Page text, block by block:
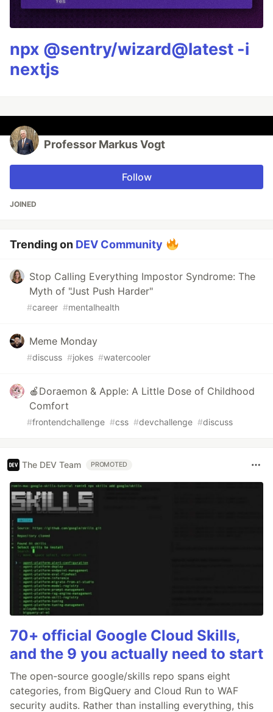
npx @sentry/wizard@latest -i
nextjs
Professor Markus Vogt
Follow
JOINED
Trending on DEV Community
Stop Calling Everything Impostor Syndrome: The
Myth of "Just Push Harder"
#career #mentalhealth
Meme Monday
#discuss #jokes #watercooler
🍎Doraemon & Apple: A Little Dose of Childhood
Comfort
#frontendchallenge #css #devchallenge #discuss
The DEV Team PROMOTED
70+ official Google Cloud Skills,
and the 9 you actually need to start
The open-source google/skills repo spans eight
categories, from BigQuery and Cloud Run to WAF
security audits. Rather than installing everything, this